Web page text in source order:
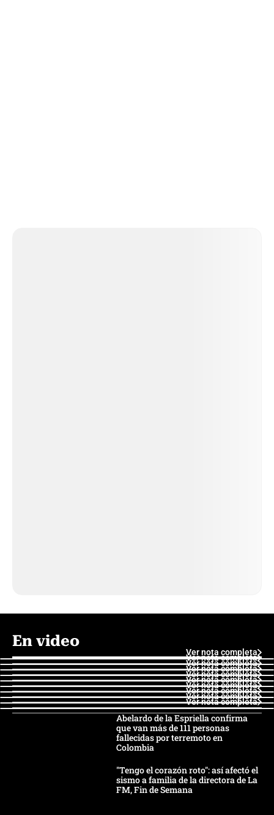
En video
Ver nota completa
Ver nota completa
Ver nota completa
Ver nota completa
Ver nota completa
Ver nota completa
Ver nota completa
Ver nota completa
Ver nota completa
Ver nota completa
Abelardo de la Espriella confirma
que van más de 111 personas
fallecidas por terremoto en
Colombia
"Tengo el corazón roto": así afectó el
sismo a familia de la directora de La
FM, Fin de Semana